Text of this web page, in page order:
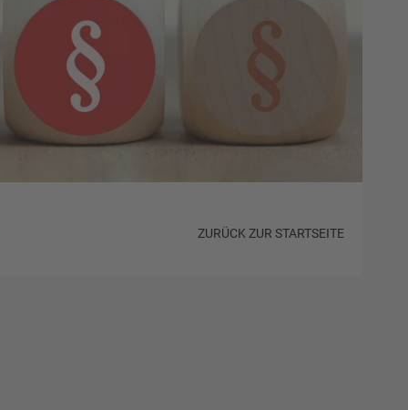
ZURÜCK ZUR STARTSEITE